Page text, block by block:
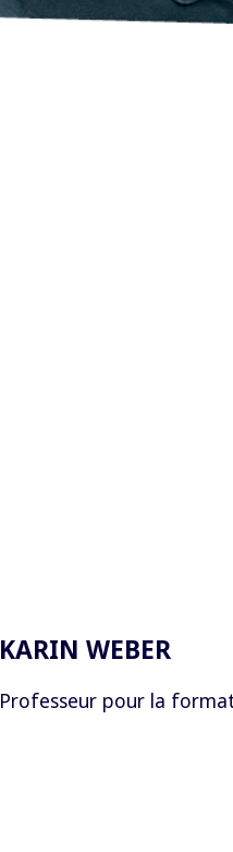
KARIN WEBER
Professeur pour la